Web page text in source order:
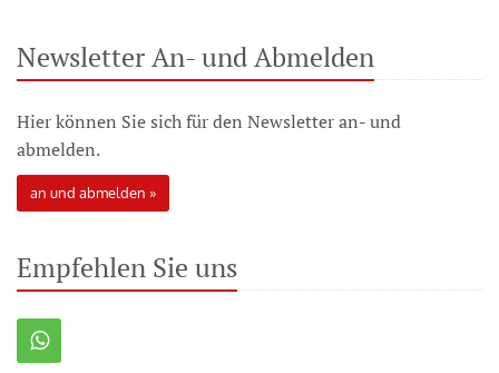
Newsletter An- und Abmelden
Hier können Sie sich für den Newsletter an- und
abmelden.
an und abmelden
Empfehlen Sie uns